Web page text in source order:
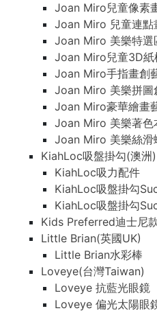
Joan Miro兒童像素
Joan Miro 兒童連點
Joan Miro 美樂特選
Joan Miro兒童3D紙
Joan Miro手指畫創
Joan Miro 美樂拼圖
Joan Miro豪華繪畫
Joan Miro 美樂著色
Joan Miro 美樂絲滑
KiahLoc吸盤掛勾(澳洲)
KiahLoc吸力配件
KiahLoc吸盤掛勾
KiahLoc吸盤掛勾
Kids Preferred迪士尼
Little Brian(英國UK)
Little Brian水彩棒
Loveye(台灣Taiwan)
Loveye 抗藍光眼鏡
Loveye 偏光太陽眼